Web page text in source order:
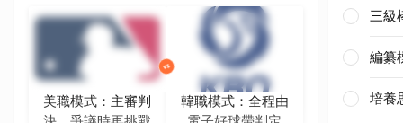
美職模式：主審判
韓職模式：全程由
三級
編纂
培養